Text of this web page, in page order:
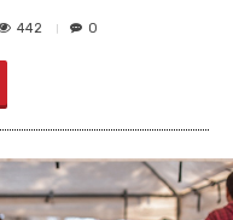
442 0